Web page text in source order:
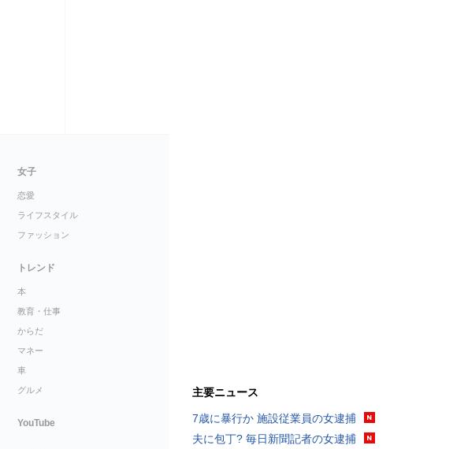
主要ニュース
7歳に暴行か 施設従業員の女逮捕
夫に包丁? 毎日新聞記者の女逮捕
女子
恋愛
ライフスタイル
ファッション
トレンド
本
教育・仕事
からだ
マネー
車
グルメ
YouTube